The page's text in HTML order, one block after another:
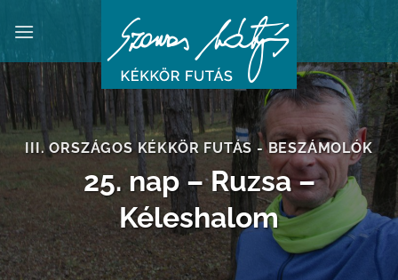
content
III. ORSZÁGOS KÉKKÖR FUTÁS - BESZÁMOLÓK
25. nap – Ruzsa –
Kéleshalom